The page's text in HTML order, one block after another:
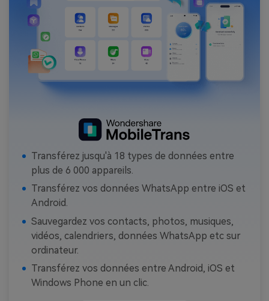
Transférez jusqu'à 18 types de données entre
plus de 6 000 appareils.
Transférez vos données WhatsApp entre iOS et
Android.
Sauvegardez vos contacts, photos, musiques,
vidéos, calendriers, données WhatsApp etc sur
ordinateur.
Transférez vos données entre Android, iOS et
Windows Phone en un clic.